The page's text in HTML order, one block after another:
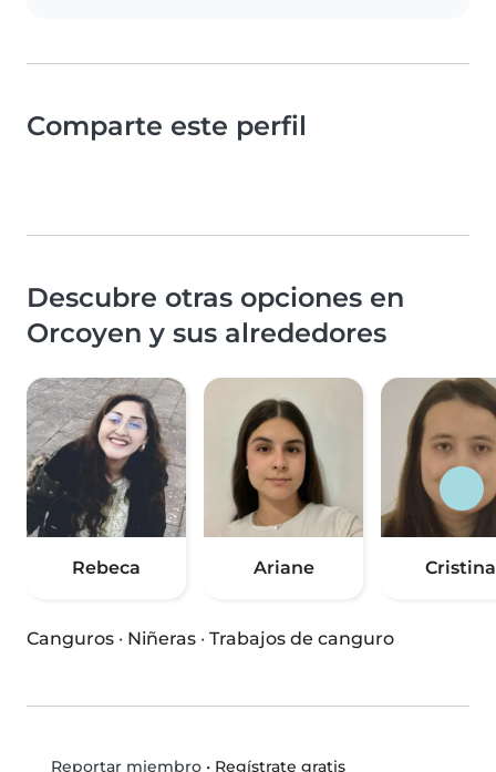
Comparte este perfil
Descubre otras opciones en
Orcoyen y sus alrededores
Rebeca Ariane Cristina
Canguros · Niñeras · Trabajos de canguro
Reportar miembro• Regístrate gratis